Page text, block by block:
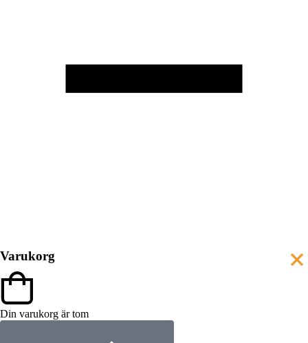
Varukorg
Din varukorg är tom